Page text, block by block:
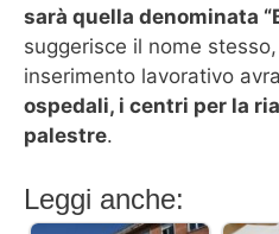
sarà quella denominata
suggerisce il nome
inserimento lavorativo
ospedali, i centri per la
palestre.
Leggi anche: